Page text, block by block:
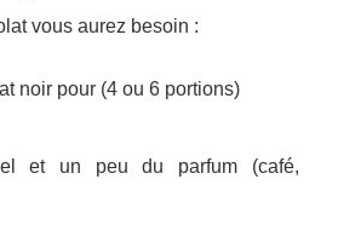
vous aurez besoin :
noir pour (4 ou 6 portions)
et un peu du parfum (café,